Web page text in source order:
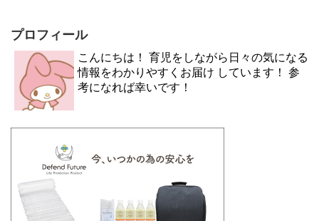
プロフィール
こんにちは！ 育児をしながら日々の気になる
情報をわかりやすくお届け しています！ 参
考になれば幸いです！